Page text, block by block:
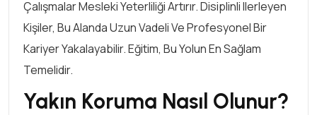
Çalışmalar Mesleki Yeterliliği Artırır. Disiplinli Ilerleyen
Kişiler, Bu Alanda Uzun Vadeli Ve Profesyonel Bir
Kariyer Yakalayabilir. Eğitim, Bu Yolun En Sağlam
Temelidir.
Yakın Koruma Nasıl Olunur?